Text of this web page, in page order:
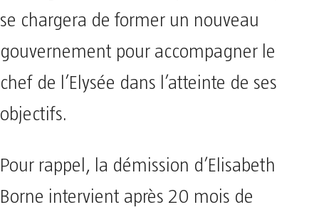
se chargera de former un nouveau
gouvernement pour accompagner le
chef de l’Elysée dans l’atteinte de ses
objectifs.
Pour rappel, la démission d’Elisabeth
Borne intervient après 20 mois de